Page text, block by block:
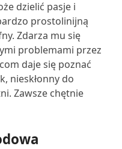
dzielić pasje i
prostolinijną
Zdarza mu się
problemami przez
daje się poznać
nieskłonny do
Zawsze chętnie